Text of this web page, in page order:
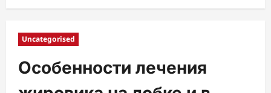
Uncategorised
Особенности лечения